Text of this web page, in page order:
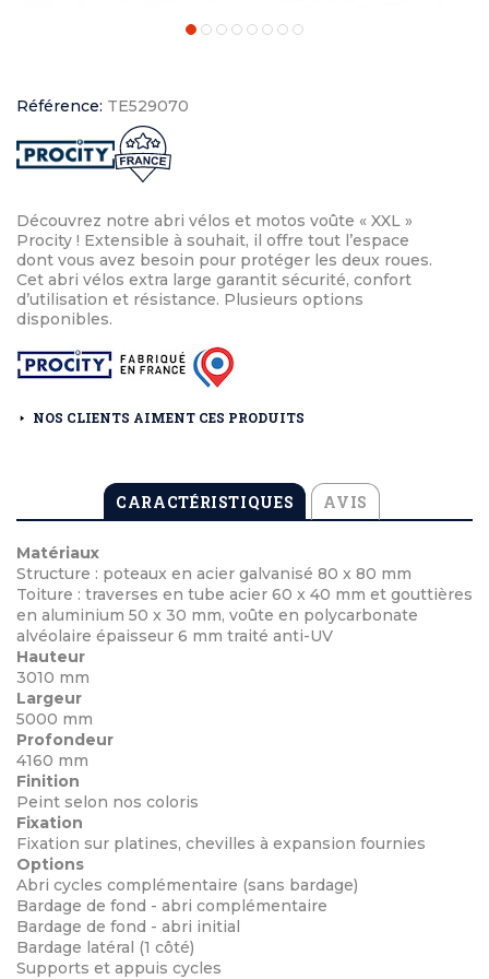
Référence: TE529070
Découvrez notre abri vélos et motos voûte « XXL »
Procity ! Extensible à souhait, il offre tout l’espace
dont vous avez besoin pour protéger les deux roues.
Cet abri vélos extra large garantit sécurité, confort
d’utilisation et résistance. Plusieurs options
disponibles.
NOS CLIENTS AIMENT CES PRODUITS
CARACTÉRISTIQUES AVIS
Matériaux
Structure : poteaux en acier galvanisé 80 x 80 mm
Toiture : traverses en tube acier 60 x 40 mm et gouttières
en aluminium 50 x 30 mm, voûte en polycarbonate
alvéolaire épaisseur 6 mm traité anti-UV
Hauteur
3010 mm
Largeur
5000 mm
Profondeur
4160 mm
Finition
Peint selon nos coloris
Fixation
Fixation sur platines, chevilles à expansion fournies
Options
Abri cycles complémentaire (sans bardage)
Bardage de fond - abri complémentaire
Bardage de fond - abri initial
Bardage latéral (1 côté)
Supports et appuis cycles